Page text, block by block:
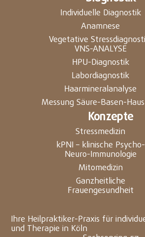
Ihre Heilpraktiker-Praxis für
und Therapie in Köln
Konzepte
Stressmedizin
kPNI – klinische Psycho-
Neuro-Immunologie
Mitomedizin
Ganzheitliche
Frauengesundheit
Individuelle Diagnostik
Anamnese
Vegetative
VNS-ANALYSE
HPU-Diagnostik
Labordiagnostik
Haarmineralanalyse
Messung Säure-Basen-